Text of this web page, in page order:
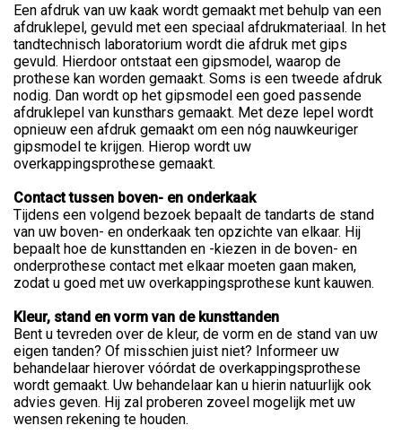
Een afdruk van uw kaak wordt gemaakt met behulp van een
afdruklepel, gevuld met een speciaal afdrukmateriaal. In het
tandtechnisch laboratorium wordt die afdruk met gips
gevuld. Hierdoor ontstaat een gipsmodel, waarop de
prothese kan worden gemaakt. Soms is een tweede afdruk
nodig. Dan wordt op het gipsmodel een goed passende
afdruklepel van kunsthars gemaakt. Met deze lepel wordt
opnieuw een afdruk gemaakt om een nóg nauwkeuriger
gipsmodel te krijgen. Hierop wordt uw
overkappingsprothese gemaakt.
Contact tussen boven- en onderkaak
Tijdens een volgend bezoek bepaalt de tandarts de stand
van uw boven- en onderkaak ten opzichte van elkaar. Hij
bepaalt hoe de kunsttanden en -kiezen in de boven- en
onderprothese contact met elkaar moeten gaan maken,
zodat u goed met uw overkappingsprothese kunt kauwen.
Kleur, stand en vorm van de kunsttanden
Bent u tevreden over de kleur, de vorm en de stand van uw
eigen tanden? Of misschien juist niet? Informeer uw
behandelaar hierover vóórdat de overkappingsprothese
wordt gemaakt. Uw behandelaar kan u hierin natuurlijk ook
advies geven. Hij zal proberen zoveel mogelijk met uw
wensen rekening te houden.